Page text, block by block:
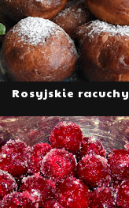
Rosyjskie racuchy